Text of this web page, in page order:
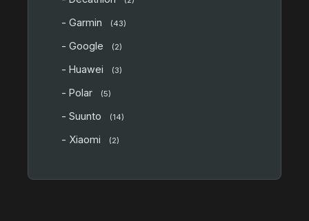
- Garmin (43)
- Google (2)
- Huawei (3)
- Polar (5)
- Suunto (14)
- Xiaomi (2)